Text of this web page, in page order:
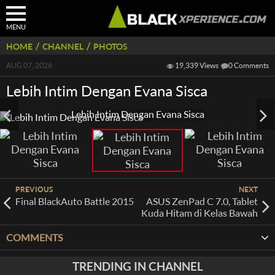
MENU
HOME / CHANNEL / PHOTOS
AUG 07, 2026 19,339 Views 0Comments
Lebih Intim Dengan Evana Sisca
Lebih Intim Dengan Evana Sisca
PREVIOUS
Final BlackAuto Battle 2015
NEXT
ASUS ZenPad C 7.0, Tablet
Kuda Hitam di Kelas Bawah
COMMENTS
TRENDING IN CHANNEL